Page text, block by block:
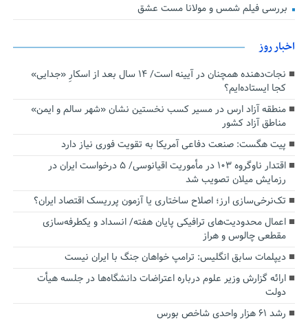
بررسی فیلم شمس و مولانا مست عشق
اخبار روز
نجات‌دهنده‌ همچنان در آیینه است/ ۱۴ سال بعد از اسکارِ «جدایی»
کجا ایستاده‌ایم؟
منطقه آزاد ارس در مسیر کسب نخستین نشان «شهر سالم و ایمن»
مناطق آزاد کشور
پیت هگست: صنعت دفاعی آمریکا به تقویت فوری نیاز دارد
اقتدار ناوگروه ۱۰۳ در مأموریت‌ اقیانوسی/ ۵ درخواست ایران در
رزمایش میلان تصویب شد
تک‌نرخی‌سازی ارز؛ اصلاح ساختاری یا آزمون پرریسک اقتصاد ایران؟
اعمال محدودیت‌های ترافیکی پایان هفته/ انسداد و یکطرفه‌سازی
مقطعی چالوس و هراز
دیپلمات سابق انگلیس:‌ ترامپ خواهان جنگ با ایران نیست
ارائه گزارش وزیر علوم درباره اعتراضات دانشگاه‌ها در جلسه هیأت
دولت
رشد ۶۱ هزار واحدی شاخص بورس